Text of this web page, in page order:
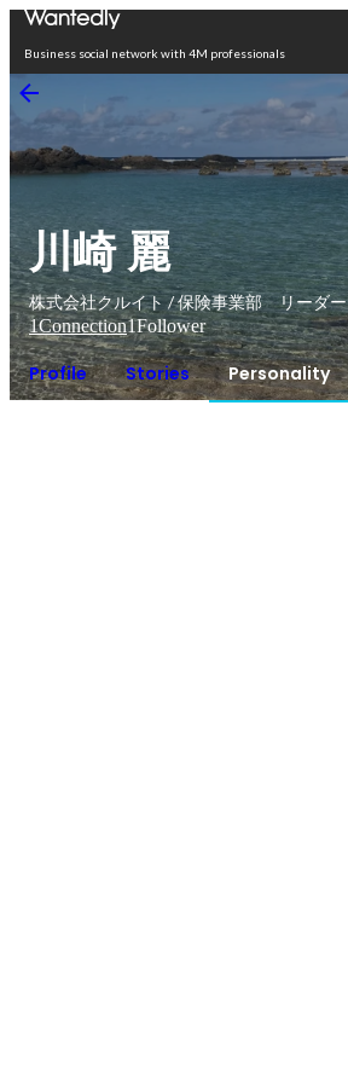
Business social network with 4M professionals
川崎 麗
株式会社クルイト / 保険事業部 リーダー
1Connection1Follower
Profile Stories Personality